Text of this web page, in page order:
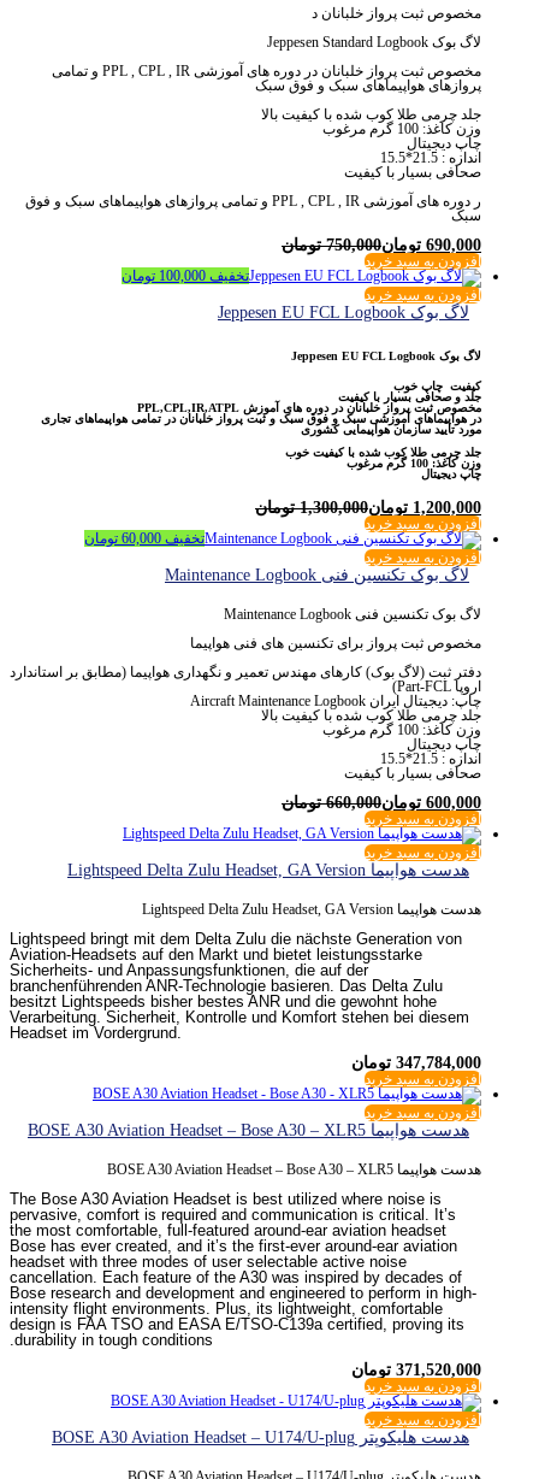
مخصوص ثبت پرواز خلبانان د
لاگ بوک Jeppesen Standard Logbook
مخصوص ثبت پرواز خلبانان در دوره های آموزشی PPL , CPL , IR و تمامی
پروازهای هواپیماهای سبک و فوق سبک
جلد چرمی طلا کوب شده با کیفیت بالا
وزن کاغذ: 100 گرم مرغوب
چاپ دیجیتال
اندازه : 21.5*15.5
صحافی بسیار با کیفیت
ر دوره های آموزشی PPL , CPL , IR و تمامی پروازهای هواپیماهای سبک و فوق
سبک
690,000 تومان750,000 تومان
افزودن به سبد خرید
تخفیف 100,000 تومان
افزودن به سبد خرید
لاگ بوک Jeppesen EU FCL Logbook
لاگ بوک Jeppesen EU FCL Logbook
کیفیت چاپ خوب
جلد و صحافی بسیار با کیفیت
مخصوص ثبت پرواز خلبانان در دوره های آموزش PPL,CPL,IR,ATPL
در هواپیماهای آموزشی سبک و فوق سبک و ثبت پرواز خلبانان در تمامی هواپیماهای تجاری
مورد تایید سازمان هواپیمایی کشوری
جلد چرمی طلا کوب شده با کیفیت خوب
وزن کاغذ: 100 گرم مرغوب
چاپ دیجیتال
1,200,000 تومان1,300,000 تومان
افزودن به سبد خرید
تخفیف 60,000 تومان
افزودن به سبد خرید
لاگ بوک تکنسین فنی Maintenance Logbook
لاگ بوک تکنسین فنی Maintenance Logbook
مخصوص ثبت پرواز برای تکنسین های فنی هواپیما
دفتر ثبت (لاگ بوک) کارهای مهندس تعمیر و نگهداری هواپیما (مطابق بر استاندارد
اروپا Part-FCL)
چاپ: دیجیتال ایران Aircraft Maintenance Logbook
جلد چرمی طلا کوب شده با کیفیت بالا
وزن کاغذ: 100 گرم مرغوب
چاپ دیجیتال
اندازه : 21.5*15.5
صحافی بسیار با کیفیت
600,000 تومان660,000 تومان
افزودن به سبد خرید
افزودن به سبد خرید
هدست هواپیما Lightspeed Delta Zulu Headset, GA Version
هدست هواپیما Lightspeed Delta Zulu Headset, GA Version
Lightspeed bringt mit dem Delta Zulu die nächste Generation von
Aviation-Headsets auf den Markt und bietet leistungsstarke
Sicherheits- und Anpassungsfunktionen, die auf der
branchenführenden ANR-Technologie basieren. Das Delta Zulu
besitzt Lightspeeds bisher bestes ANR und die gewohnt hohe
Verarbeitung. Sicherheit, Kontrolle und Komfort stehen bei diesem
Headset im Vordergrund.
347,784,000 تومان
افزودن به سبد خرید
افزودن به سبد خرید
هدست هواپیما BOSE A30 Aviation Headset – Bose A30 – XLR5
هدست هواپیما BOSE A30 Aviation Headset – Bose A30 – XLR5
The Bose A30 Aviation Headset is best utilized where noise is
pervasive, comfort is required and communication is critical. It’s
the most comfortable, full-featured around-ear aviation headset
Bose has ever created, and it’s the first-ever around-ear aviation
headset with three modes of user selectable active noise
cancellation. Each feature of the A30 was inspired by decades of
Bose research and development and engineered to perform in high-
intensity flight environments. Plus, its lightweight, comfortable
design is FAA TSO and EASA E/TSO-C139a certified, proving its
durability in tough conditions.
371,520,000 تومان
افزودن به سبد خرید
افزودن به سبد خرید
هدست هلیکوپتر BOSE A30 Aviation Headset – U174/U-plug